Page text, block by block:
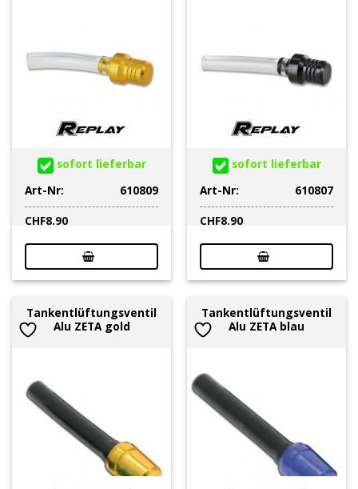
sofort lieferbar
Art-Nr:
610809
CHF8.90
sofort lieferbar
Art-Nr:
610807
CHF8.90
Tankentlüftungsventil
Alu ZETA gold
Tankentlüftungsventil
Alu ZETA blau